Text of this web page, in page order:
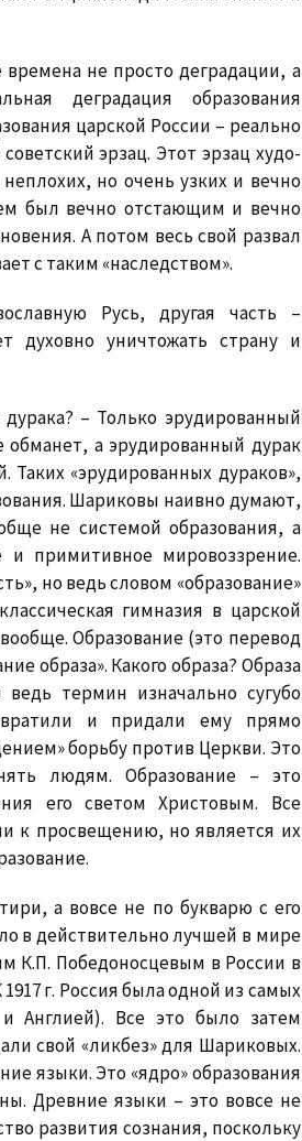
не просто деградации, а
деградация образования
царской России – реально
эрзац. Этот эрзац худо-
но очень узких и вечно
был вечно отстающим и вечно
А потом весь свой развал
с таким «наследством».
Русь, другая часть –
духовно уничтожать страну и
– Только эрудированный
обманет, а эрудированный дурак
«эрудированных дураков»,
Шариковы наивно думают,
не системой образования, а
примитивное мировоззрение.
но ведь словом «образование»
гимназия в царской
Образование (это перевод
образа». Какого образа? Образа
термин изначально сугубо
и придали ему прямо
борьбу против Церкви. Это
людям. Образование – это
его светом Христовым. Все
к просвещению, но является их
а вовсе не по букварю с его
в действительно лучшей в мире
К.П. Победоносцевым в России в
г. Россия была одной из самых
Англией). Все это было затем
свой «ликбез» для Шариковых.
языки. Это «ядро» образования
Древние языки – это вовсе не
развития сознания, поскольку